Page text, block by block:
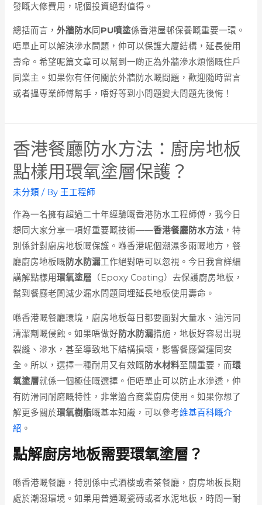
發嘅大修費用，呢個投資絕對值得。
總括而言，外牆防水同 PU噴塗係香港屋邨保養嘅重要一環。
唔單止可以解決滲水問題，仲可以保護大廈結構，延長使用
壽命。希望呢篇文章可以幫到一啲正為外牆滲水煩惱嘅住戶
同業主。如果你有任何關於外牆防水嘅問題，歡迎隨時留言
或者搵專業師傅幫手，唔好等到小問題變大問題先後悔！
香港餐廳防水方法：廚房地板
點樣用環氧塗層保護？
未分類 / By 王工程師
作為一名擁有超過二十年經驗嘅香港防水工程師傅，我今日
想同大家分享一項好重要嘅技術——香港餐廳防水方法 ，特
別係針對廚房地板嘅保護。喺香港呢個潮濕多雨嘅地方，餐
廳廚房地板嘅防水防漏工作絕對唔可以忽視。今日我會詳細
講解點樣用環氧塗層 （Epoxy Coating）去保護廚房地板，
幫到餐廳老闆減少漏水問題同埋延長地板使用壽命。
喺香港嘅餐廳環境，廚房地板每日都要面對大量水、油污同
清潔劑嘅侵蝕。如果唔做好防水防漏措施，地板好容易出現
裂縫、滲水，甚至導致地下結構損壞，影響餐廳營運同安
全。所以，選擇一種耐用又有效嘅防水材料至關重要，而環
氧塗層就係一個極佳嘅選擇。佢唔單止可以防止水滲透，仲
有防滑同耐磨嘅特性，非常適合商業廚房使用。如果你想了
解更多關於環氧樹脂嘅基本知識，可以參考維基百科嘅介
紹 。
點解廚房地板需要環氧塗層？
喺香港嘅餐廳，特別係中式酒樓或者茶餐廳，廚房地板長期
處於潮濕環境。如果用普通嘅瓷磚或者水泥地板，時間一耐